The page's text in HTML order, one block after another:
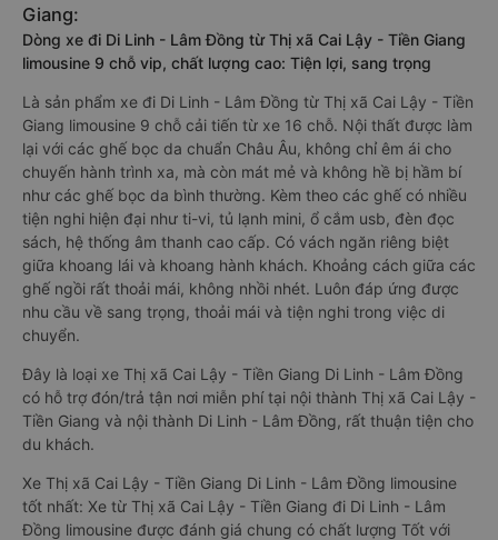
Giang:
Dòng xe đi Di Linh - Lâm Đồng từ Thị xã Cai Lậy - Tiền Giang
limousine 9 chỗ vip, chất lượng cao: Tiện lợi, sang trọng
Là sản phẩm xe đi Di Linh - Lâm Đồng từ Thị xã Cai Lậy - Tiền
Giang limousine 9 chỗ cải tiến từ xe 16 chỗ. Nội thất được làm
lại với các ghế bọc da chuẩn Châu Âu, không chỉ êm ái cho
chuyến hành trình xa, mà còn mát mẻ và không hề bị hầm bí
như các ghế bọc da bình thường. Kèm theo các ghế có nhiều
tiện nghi hiện đại như ti-vi, tủ lạnh mini, ổ cắm usb, đèn đọc
sách, hệ thống âm thanh cao cấp. Có vách ngăn riêng biệt
giữa khoang lái và khoang hành khách. Khoảng cách giữa các
ghế ngồi rất thoải mái, không nhồi nhét. Luôn đáp ứng được
nhu cầu về sang trọng, thoải mái và tiện nghi trong việc di
chuyển.
Đây là loại xe Thị xã Cai Lậy - Tiền Giang Di Linh - Lâm Đồng
có hỗ trợ đón/trả tận nơi miễn phí tại nội thành Thị xã Cai Lậy -
Tiền Giang và nội thành Di Linh - Lâm Đồng, rất thuận tiện cho
du khách.
Xe Thị xã Cai Lậy - Tiền Giang Di Linh - Lâm Đồng limousine
tốt nhất: Xe từ Thị xã Cai Lậy - Tiền Giang đi Di Linh - Lâm
Đồng limousine được đánh giá chung có chất lượng Tốt với